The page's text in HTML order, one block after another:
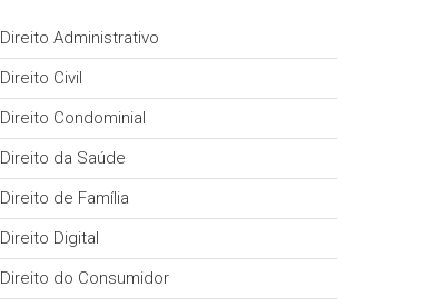
Direito Administrativo
Direito Civil
Direito Condominial
Direito da Saúde
Direito de Família
Direito Digital
Direito do Consumidor